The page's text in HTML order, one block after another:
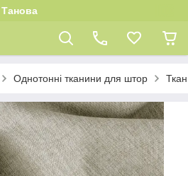
Танова
Однотонні тканини для штор